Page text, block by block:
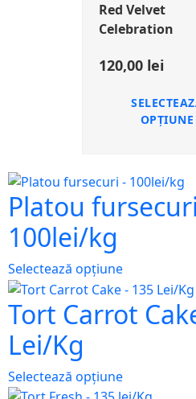
Red Velvet
Celebration
120,00 lei
OPȚIUNE
Platou
100lei/kg
Selectează opțiune
Tort Carrot
Lei/Kg
Selectează opțiune